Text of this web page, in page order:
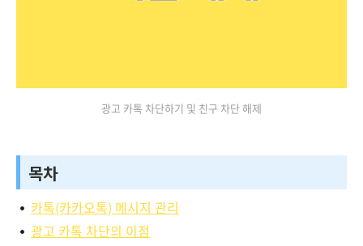
광고 카톡 차단하기 및 친구 차단 해제
목차
카톡(카카오톡) 메시지 관리
광고 카톡 차단의 이점